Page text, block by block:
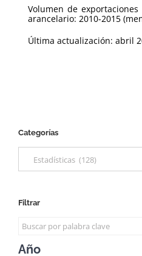
Volumen de
arancelario: 2010-2015
Última actualización: abril
Categorías
Estadísticas (128)
Filtrar
Año